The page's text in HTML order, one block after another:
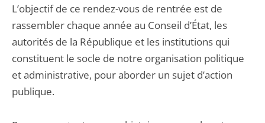
L’objectif de ce rendez-vous de rentrée est de
rassembler chaque année au Conseil d’État, les
autorités de la République et les institutions qui
constituent le socle de notre organisation politique
et administrative, pour aborder un sujet d’action
publique.